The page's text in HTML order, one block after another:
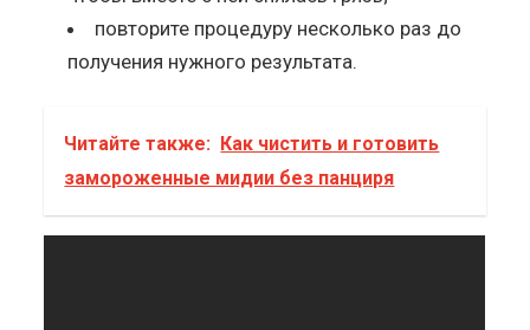
повторите процедуру несколько раз до
получения нужного результата.
Читайте также: Как чистить и готовить
замороженные мидии без панциря